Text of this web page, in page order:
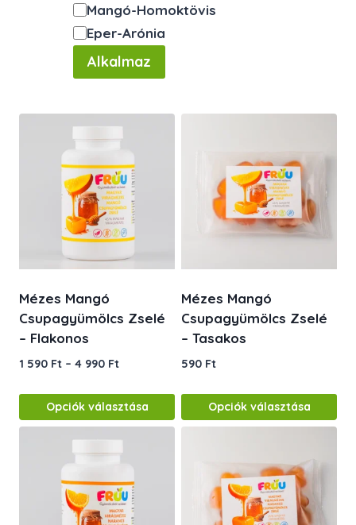
Mézes Mangó
Csupagyümölcs Zselé
– Flakonos
1 590 Ft – 4 990 FtÁrtartomány:
590 Ft
-
990 Ft
Opciók választása
Ennek
terméknek
variációja
Mézes Mangó
Csupagyümölcs Zselé
– Tasakos
590 Ft
Opciók választása
Ennek
terméknek
több
variációja
Mangó-Homoktövis
Eper-Arónia
Alkalmaz